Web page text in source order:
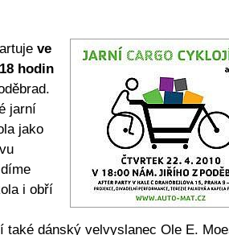
ve
hodin
jarní
jako
i obří
dánský velvyslanec Ole E.